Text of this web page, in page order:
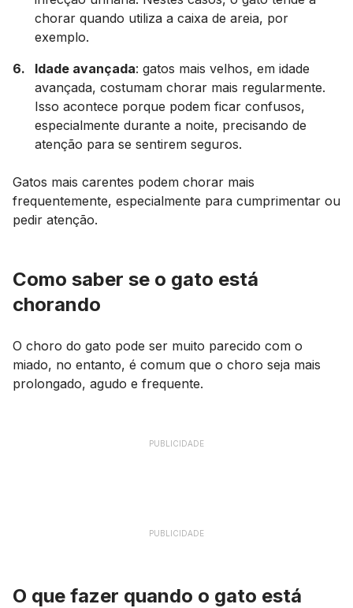
chorar quando utiliza a caixa de areia, por
exemplo.
Idade avançada: gatos mais velhos, em idade
avançada, costumam chorar mais regularmente.
Isso acontece porque podem ficar confusos,
especialmente durante a noite, precisando de
atenção para se sentirem seguros.
Gatos mais carentes podem chorar mais
frequentemente, especialmente para cumprimentar ou
pedir atenção.
Como saber se o gato está
chorando
O choro do gato pode ser muito parecido com o
miado, no entanto, é comum que o choro seja mais
prolongado, agudo e frequente.
PUBLICIDADE
PUBLICIDADE
O que fazer quando o gato está